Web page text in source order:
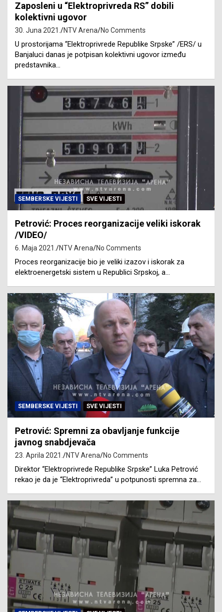
Zaposleni u “Elektroprivreda RS” dobili
kolektivni ugovor
30. Juna 2021. NTV Arena No Comments
U prostorijama “Elektroprivrede Republike Srpske” /ERS/ u
Banjaluci danas je potpisan kolektivni ugovor između
predstavnika…
SEMBERSKE VIJESTI SVE VIJESTI
Petrović: Proces reorganizacije veliki iskorak
/VIDEO/
6. Maja 2021. NTV Arena No Comments
Proces reorganizacije bio je veliki izazov i iskorak za
elektroenergetski sistem u Republici Srpskoj, a…
SEMBERSKE VIJESTI SVE VIJESTI
Petrović: Spremni za obavljanje funkcije
javnog snabdjevača
23. Aprila 2021. NTV Arena No Comments
Direktor “Elektroprivrede Republike Srpske” Luka Petrović
rekao je da je “Elektroprivreda” u potpunosti spremna za…